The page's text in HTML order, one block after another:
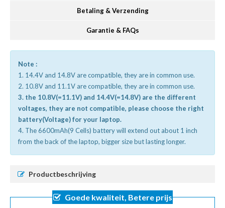
Betaling & Verzending
Garantie & FAQs
Note :
1. 14.4V and 14.8V are compatible, they are in common use.
2. 10.8V and 11.1V are compatible, they are in common use.
3. the 10.8V(=11.1V) and 14.4V(=14.8V) are the different
voltages, they are not compatible, please choose the right
battery(Voltage) for your laptop.
4. The 6600mAh(9 Cells) battery will extend out about 1 inch
from the back of the laptop, bigger size but lasting longer.
Productbeschrijving
Goede kwaliteit, Betere prijs